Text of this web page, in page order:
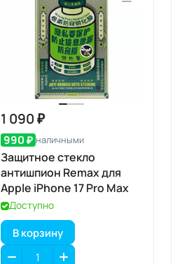
1 090 ₽
990 ₽ наличными
Защитное стекло
антишпион Remax для
Apple iPhone 17 Pro Max
Доступно
В корзину